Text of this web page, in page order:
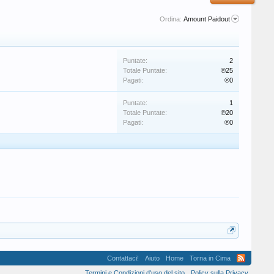
Ordina: Amount Paidout
Puntate:
2
Totale Puntate:
℗25
Pagati:
℗0
Puntate:
1
Totale Puntate:
℗20
Pagati:
℗0
Contattaci! Aiuto Home
Torna in Cima